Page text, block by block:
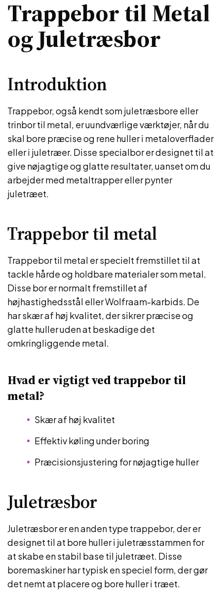
Trappebor til Metal
og Juletræsbor
Introduktion
Trappebor, også kendt som juletræsbore eller
trinbor til metal, er uundværlige værktøjer, når du
skal bore præcise og rene huller i metaloverflader
eller i juletræer. Disse specialbor er designet til at
give nøjagtige og glatte resultater, uanset om du
arbejder med metaltrapper eller pynter
juletræet.
Trappebor til metal
Trappebor til metal er specielt fremstillet til at
tackle hårde og holdbare materialer som metal.
Disse bor er normalt fremstillet af
højhastighedsstål eller Wolfraam-karbids. De
har skær af høj kvalitet, der sikrer præcise og
glatte huller uden at beskadige det
omkringliggende metal.
Hvad er vigtigt ved trappebor til
metal?
Skær af høj kvalitet
Effektiv køling under boring
Præcisionsjustering for nøjagtige huller
Juletræsbor
Juletræsbor er en anden type trappebor, der er
designet til at bore huller i juletræsstammen for
at skabe en stabil base til juletræet. Disse
boremaskiner har typisk en speciel form, der gør
det nemt at placere og bore huller i træet.